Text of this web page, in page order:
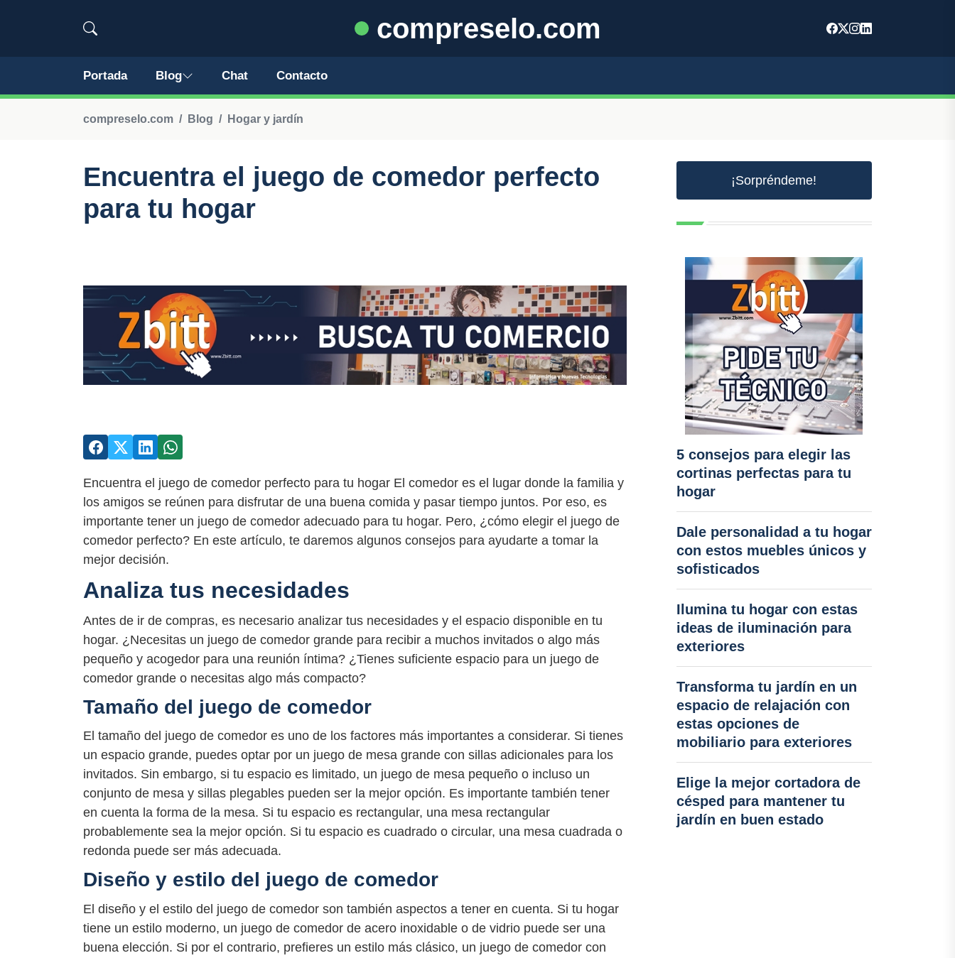
compreselo.com
Portada Blog Chat Contacto
compreselo.com Blog Hogar y jardín
Encuentra el juego de comedor perfecto
para tu hogar
Encuentra el juego de comedor perfecto para tu hogar El comedor es el lugar donde la familia y
los amigos se reúnen para disfrutar de una buena comida y pasar tiempo juntos. Por eso, es
importante tener un juego de comedor adecuado para tu hogar. Pero, ¿cómo elegir el juego de
comedor perfecto? En este artículo, te daremos algunos consejos para ayudarte a tomar la
mejor decisión.
Analiza tus necesidades
Antes de ir de compras, es necesario analizar tus necesidades y el espacio disponible en tu
hogar. ¿Necesitas un juego de comedor grande para recibir a muchos invitados o algo más
pequeño y acogedor para una reunión íntima? ¿Tienes suficiente espacio para un juego de
comedor grande o necesitas algo más compacto?
Tamaño del juego de comedor
El tamaño del juego de comedor es uno de los factores más importantes a considerar. Si tienes
un espacio grande, puedes optar por un juego de mesa grande con sillas adicionales para los
invitados. Sin embargo, si tu espacio es limitado, un juego de mesa pequeño o incluso un
conjunto de mesa y sillas plegables pueden ser la mejor opción. Es importante también tener
en cuenta la forma de la mesa. Si tu espacio es rectangular, una mesa rectangular
probablemente sea la mejor opción. Si tu espacio es cuadrado o circular, una mesa cuadrada o
redonda puede ser más adecuada.
Diseño y estilo del juego de comedor
El diseño y el estilo del juego de comedor son también aspectos a tener en cuenta. Si tu hogar
tiene un estilo moderno, un juego de comedor de acero inoxidable o de vidrio puede ser una
buena elección. Si por el contrario, prefieres un estilo más clásico, un juego de comedor con
¡Sorpréndeme!
5 consejos para elegir las
cortinas perfectas para tu
hogar
Dale personalidad a tu hogar
con estos muebles únicos y
sofisticados
Ilumina tu hogar con estas
ideas de iluminación para
exteriores
Transforma tu jardín en un
espacio de relajación con
estas opciones de
mobiliario para exteriores
Elige la mejor cortadora de
césped para mantener tu
jardín en buen estado